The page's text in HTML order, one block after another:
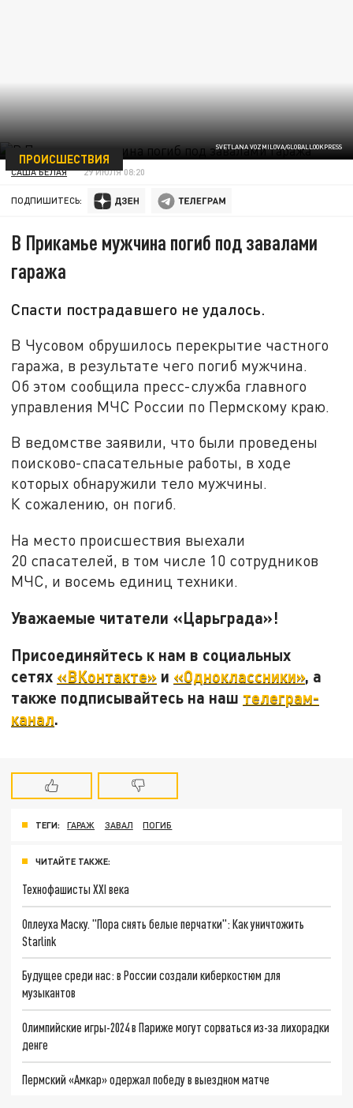
SVETLANA VOZMILOVA/GLOBALLOOKPRESS
ПРОИСШЕСТВИЯ
САША БЕЛАЯ 29 ИЮЛЯ 08:20
ПОДПИШИТЕСЬ:
В Прикамье мужчина погиб под завалами
гаража
Спасти пострадавшего не удалось.
В Чусовом обрушилось перекрытие частного
гаража, в результате чего погиб мужчина.
Об этом сообщила пресс-служба главного
управления МЧС России по Пермскому краю.
В ведомстве заявили, что были проведены
поисково-спасательные работы, в ходе
которых обнаружили тело мужчины.
К сожалению, он погиб.
На место происшествия выехали
20 спасателей, в том числе 10 сотрудников
МЧС, и восемь единиц техники.
Уважаемые читатели «Царьграда»!
Присоединяйтесь к нам в социальных
сетях «ВКонтакте» и «Одноклассники», а
также подписывайтесь на наш телеграм-
канал.
ТЕГИ: ГАРАЖ ЗАВАЛ ПОГИБ
ЧИТАЙТЕ ТАКЖЕ:
Технофашисты XXI века
Оплеуха Маску. "Пора снять белые перчатки": Как уничтожить
Starlink
Будущее среди нас: в России создали киберкостюм для
музыкантов
Олимпийские игры-2024 в Париже могут сорваться из-за лихорадки
денге
Пермский «Амкар» одержал победу в выездном матче